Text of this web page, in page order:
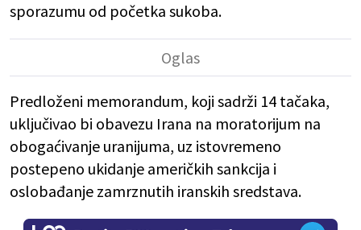
sporazumu od početka sukoba.
Predloženi memorandum, koji sadrži 14 tačaka,
uključivao bi obavezu Irana na moratorijum na
obogaćivanje uranijuma, uz istovremeno
postepeno ukidanje američkih sankcija i
oslobađanje zamrznutih iranskih sredstava.